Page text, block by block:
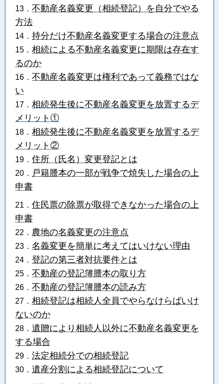
13． 不動産名義変更（相続登記）を自分でやる
方法
14． 持分だけ不動産名義変更する場合の注意点
15． 相続による不動産名義変更に期限は存在す
るのか
16． 不動産名義変更は権利であって義務ではな
い
17． 相続発生後に不動産名義変更を放置するデ
メリット①
18． 相続発生後に不動産名義変更を放置するデ
メリット②
19． 住所（氏名）変更登記とは
20． 戸籍謄本の一部が戦争で焼失した場合の上
申書
21． 住民票の除票が取得できなかった場合の上
申書
22． 農地の名義変更の注意点
23． 名義変更を簡単に考えてはいけない理由
24． 登記の第三者対抗要件とは
25． 不動産の登記簿謄本の取り方
26． 不動産の登記簿謄本の読み方
27． 相続登記は相続人全員でやらなけらばいけ
ないのか
28． 遺贈により相続人以外に不動産名義変更を
する場合
29． 法定相続分での相続登記
30． 遺産分割による相続登記について